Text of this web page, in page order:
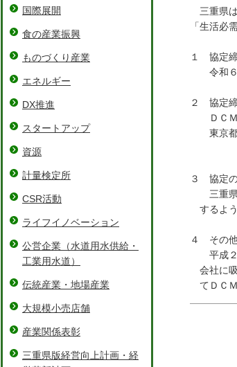
三重県は
「生活必
１ 協定
令和６
２ 協定
ＤＣＭ
東京都
３ 協定
三重県
するよう
４ その
平成２
会社に吸
てＤＣＭ
国際展開
食の産業振興
ものづくり産業
エネルギー
DX推進
スタートアップ
資源
計量検定所
CSR活動
ライフイノベーション
公営企業（水道用水供給・
工業用水道）
伝統産業・地場産業
大規模小売店舗
産業関係表彰
三重県版経営向上計画・経